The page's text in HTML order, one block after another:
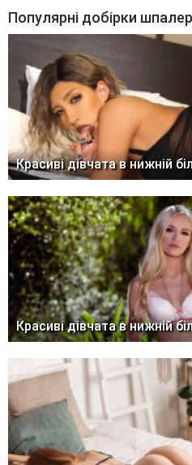
Популярні добірки
Красиві дівчата в нижній
Красиві дівчата в нижній